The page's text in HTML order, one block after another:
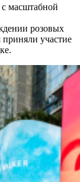
масштабной
розовых
приняли участие